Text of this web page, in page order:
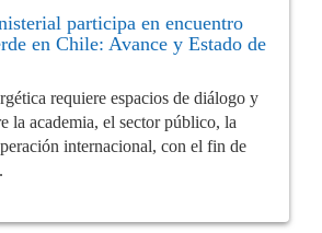
participa en encuentro
en Chile: Avance y Estado de
requiere espacios de diálogo y
la academia, el sector público, la
internacional, con el fin de